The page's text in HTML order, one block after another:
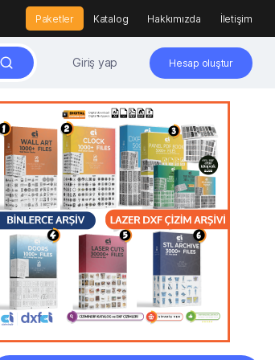
Paketler Katalog Hakkımızda İletişim
Giriş yap Hesap oluştur